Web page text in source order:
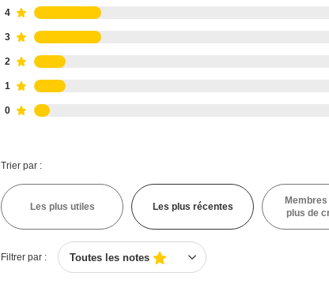
4
3
2
1
0
Trier par :
Les plus utiles Les plus récentes
plus de
Filtrer par : Toutes les notes